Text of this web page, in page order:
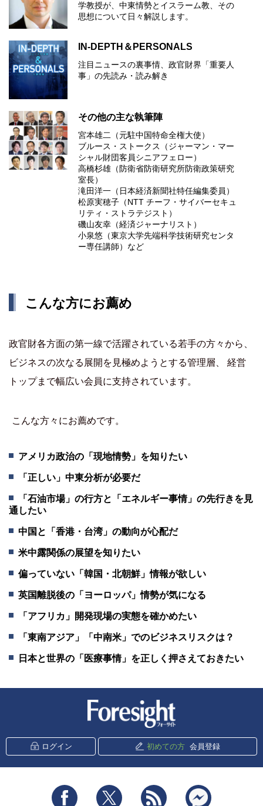
学教授が、中東情勢とイスラーム教、その
思想について⽇々解説します。
IN-DEPTH＆PERSONALS
注目ニュースの裏事情、政官財界「重要人
事」の先読み・読み解き
その他の主な執筆陣
宮本雄二（元駐中国特命全権大使）
ブルース・ストークス（ジャーマン・マー
シャル財団客員シニアフェロー）
高橋杉雄（防衛省防衛研究所防衛政策研究
室長）
滝田洋一（日本経済新聞社特任編集委員）
松原実穂子（NTT チーフ・サイバーセキュ
リティ・ストラテジスト）
磯山友幸（経済ジャーナリスト）
小泉悠（東京大学先端科学技術研究センタ
ー専任講師）など
こんな方にお薦め
政官財各方面の第一線で活躍されている若手の方々から、
ビジネスの次なる展開を見極めようとする管理層、 経営
トップまで幅広い会員に支持されています。
こんな方々にお薦めです。
アメリカ政治の「現地情勢」を知りたい
「正しい」中東分析が必要だ
「石油市場」の行方と「エネルギー事情」の先行きを見
通したい
中国と「香港・台湾」の動向が心配だ
米中露関係の展望を知りたい
偏っていない「韓国・北朝鮮」情報が欲しい
英国離脱後の「ヨーロッパ」情勢が気になる
「アフリカ」開発現場の実態を確かめたい
「東南アジア」「中南米」でのビジネスリスクは？
日本と世界の「医療事情」を正しく押さえておきたい
ログイン 初めての方 会員登録
Facebook Twitter RSS